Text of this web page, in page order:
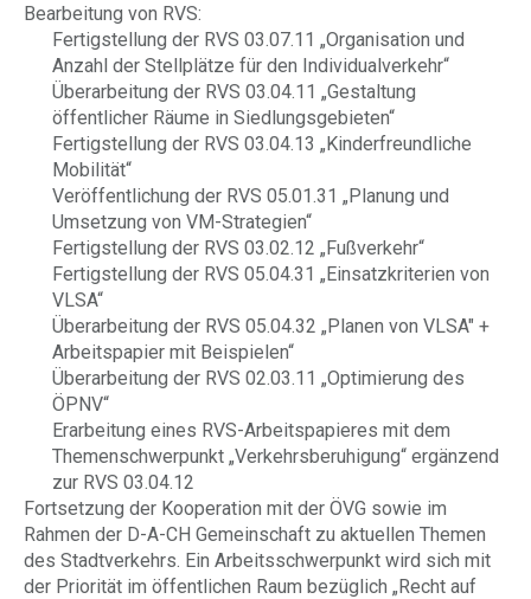
Bearbeitung von RVS:
Fertigstellung der RVS 03.07.11 „Organisation und
Anzahl der Stellplätze für den Individualverkehr“
Überarbeitung der RVS 03.04.11 „Gestaltung
öffentlicher Räume in Siedlungsgebieten“
Fertigstellung der RVS 03.04.13 „Kinderfreundliche
Mobilität“
Veröffentlichung der RVS 05.01.31 „Planung und
Umsetzung von VM-Strategien“
Fertigstellung der RVS 03.02.12 „Fußverkehr“
Fertigstellung der RVS 05.04.31 „Einsatzkriterien von
VLSA“
Überarbeitung der RVS 05.04.32 „Planen von VLSA" +
Arbeitspapier mit Beispielen“
Überarbeitung der RVS 02.03.11 „Optimierung des
ÖPNV“
Erarbeitung eines RVS-Arbeitspapieres mit dem
Themenschwerpunkt „Verkehrsberuhigung“ ergänzend
zur RVS 03.04.12
Fortsetzung der Kooperation mit der ÖVG sowie im
Rahmen der D-A-CH Gemeinschaft zu aktuellen Themen
des Stadtverkehrs. Ein Arbeitsschwerpunkt wird sich mit
der Priorität im öffentlichen Raum bezüglich „Recht auf